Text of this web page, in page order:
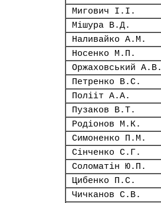
Мигович І.І.
Мішура В.Д.
Наливайко А.М.
Носенко М.П.
Оржаховський А.В.
Петренко В.С.
Полііт А.А.
Пузаков В.Т.
Родіонов М.К.
Симоненко П.М.
Сінченко С.Г.
Соломатін Ю.П.
Цибенко П.С.
Чичканов С.В.